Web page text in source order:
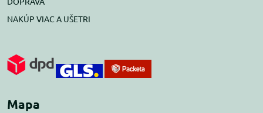
NAKÚP VIAC A UŠETRI
Mapa